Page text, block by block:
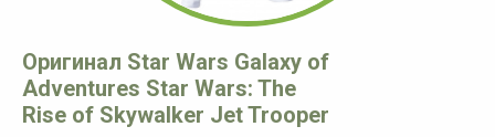
Оригинал Star Wars Galaxy of
Adventures Star Wars: The
Rise of Skywalker Jet Trooper